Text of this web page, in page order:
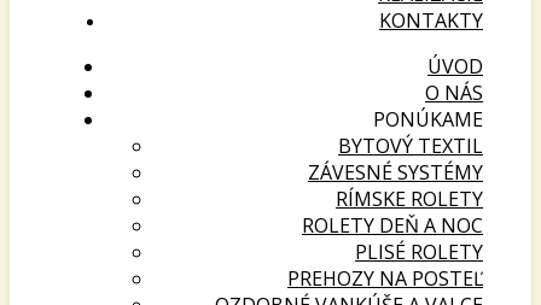
KONTAKTY
ÚVOD
O NÁS
PONÚKAME
BYTOVÝ TEXTIL
ZÁVESNÉ SYSTÉMY
RÍMSKE ROLETY
ROLETY DEŇ A NOC
PLISÉ ROLETY
PREHOZY NA POSTEĽ